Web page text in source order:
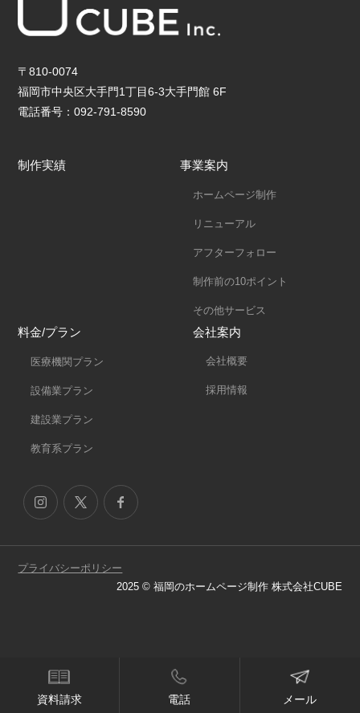
〒810-0074
福岡市中央区大手門1丁目6-3大手門館 6F
電話番号：092-791-8590
制作実績 事業案内
ホームページ制作
リニューアル
アフターフォロー
制作前の10ポイント
その他サービス
料金/プラン
医療機関プラン
設備業プラン
建設業プラン
教育系プラン
会社案内
会社概要
採用情報
プライバシーポリシー
2025 © 福岡のホームページ制作 株式会社CUBE
資料請求 電話 メール